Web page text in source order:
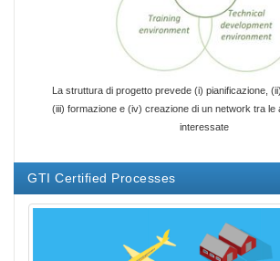
La struttura di progetto prevede (i) pianificazione,
(iii) formazione e (iv) creazione di un network tra le
interessate
GTI Certified Processes